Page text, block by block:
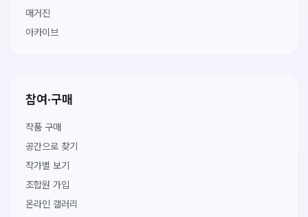
매거진
아카이브
참여·구매
작품 구매
공간으로 찾기
작가별 보기
조합원 가입
온라인 갤러리